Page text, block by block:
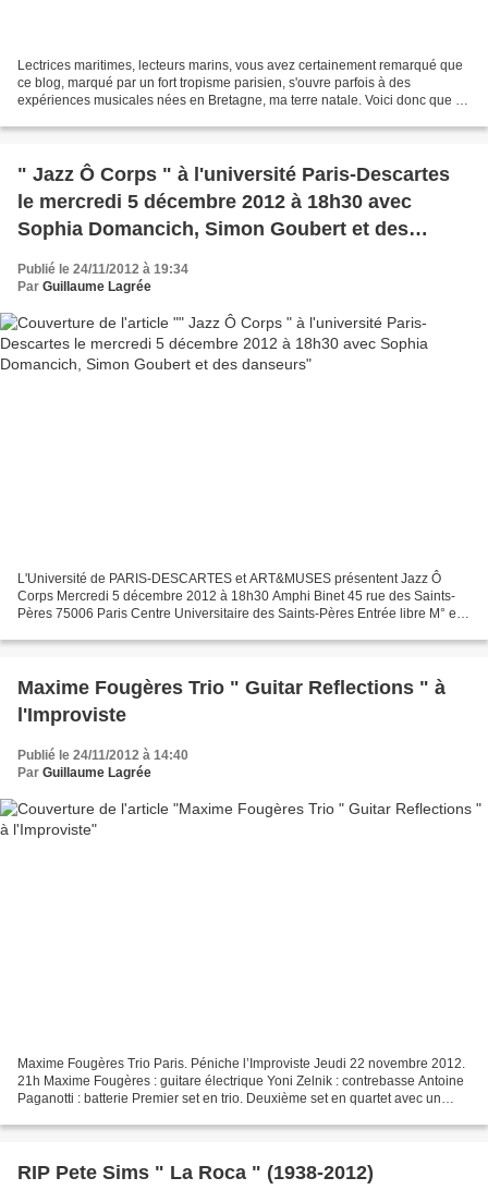
Lectrices maritimes, lecteurs marins, vous avez certainement remarqué que
ce blog, marqué par un fort tropisme parisien, s'ouvre parfois à des
expériences musicales nées en Bretagne, ma terre natale. Voici donc que je
" Jazz Ô Corps " à l'université Paris-Descartes
le mercredi 5 décembre 2012 à 18h30 avec
Sophia Domancich, Simon Goubert et des
danseurs
Publié le 24/11/2012 à 19:34
Par Guillaume Lagrée
L'Université de PARIS-DESCARTES et ART&MUSES présentent Jazz Ô
Corps Mercredi 5 décembre 2012 à 18h30 Amphi Binet 45 rue des Saints-
Pères 75006 Paris Centre Universitaire des Saints-Pères Entrée libre M° et
Maxime Fougères Trio " Guitar Reflections " à
l'Improviste
Publié le 24/11/2012 à 14:40
Par Guillaume Lagrée
Maxime Fougères Trio Paris. Péniche l’Improviste Jeudi 22 novembre 2012.
21h Maxime Fougères : guitare électrique Yoni Zelnik : contrebasse Antoine
Paganotti : batterie Premier set en trio. Deuxième set en quartet avec un
RIP Pete Sims " La Roca " (1938-2012)